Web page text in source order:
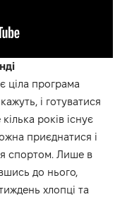
ціла програма
і готуватися
років існує
приєднатися і
спортом. Лише в
до нього,
хлопці та